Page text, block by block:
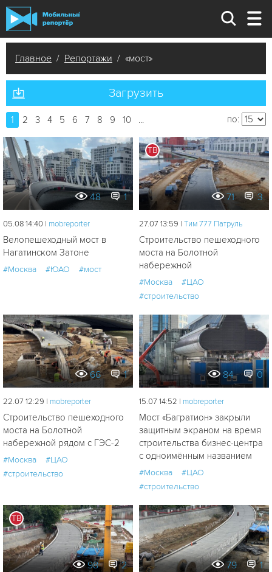
Главное / Репортажи / «мост»
Загрузить
по:
1 2 3 4 5 6 7 8 9 10
48 1
05.08 14:40 | mobreporter
Велопешеходный мост в
Нагатинском Затоне
#Москва #ЮАО #мост
ТВ
71 3
27.07 13:59 | Tим 777 Патруль
Строительство пешеходного
моста на Болотной
набережной
#Москва
#ЦАО
#строительство
66 1
22.07 12:29 | mobreporter
Строительство пешеходного
моста на Болотной
набережной рядом с ГЭС-2
#Москва
#ЦАО
#строительство
84 0
15.07 14:52 | mobreporter
Мост «Багратион» закрыли
защитным экраном на время
строительства бизнес-центра
с одноимённым названием
#Москва
#ЦАО
#строительство
ТВ
98 2 79 1